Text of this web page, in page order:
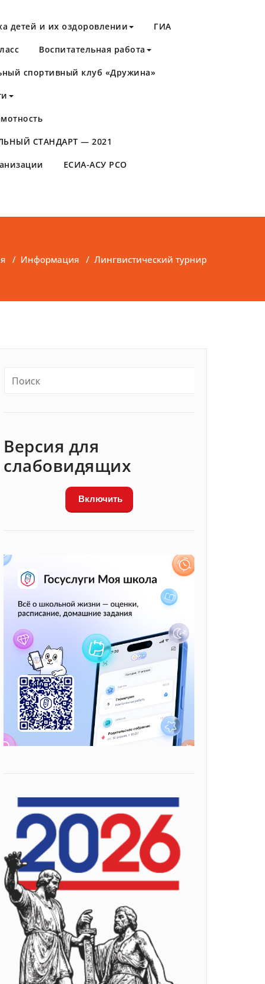
детей и их оздоровлении ГИА
Воспитательная работа
спортивный клуб «Дружина»
СТАНДАРТ — 2021
ЕСИА-АСУ РСО
/ Информация / Лингвистический турнир
Версия для
слабовидящих
Включить